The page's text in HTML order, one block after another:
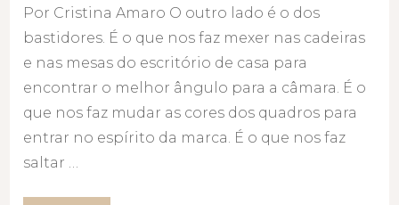
Por Cristina Amaro O outro lado é o dos
bastidores. É o que nos faz mexer nas cadeiras
e nas mesas do escritório de casa para
encontrar o melhor ângulo para a câmara. É o
que nos faz mudar as cores dos quadros para
entrar no espírito da marca. É o que nos faz
saltar …